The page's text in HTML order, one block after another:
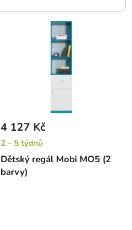
Dětský regál Mobi MO5 (2
barvy)
4 127 Kč
2 - 5 týdnů